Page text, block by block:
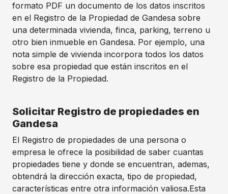
formato PDF un documento de los datos inscritos
en el Registro de la Propiedad de Gandesa sobre
una determinada vivienda, finca, parking, terreno u
otro bien inmueble en Gandesa. Por ejemplo, una
nota simple de vivienda incorpora todos los datos
sobre esa propiedad que están inscritos en el
Registro de la Propiedad.
Solicitar Registro de propiedades en
Gandesa
El Registro de propiedades de una persona o
empresa le ofrece la posibilidad de saber cuantas
propiedades tiene y donde se encuentran, ademas,
obtendrá la dirección exacta, tipo de propiedad,
características entre otra información valiosa.Esta